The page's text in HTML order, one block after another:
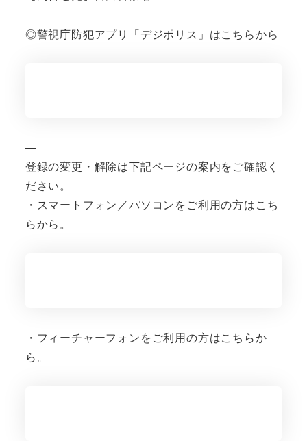
◎警視庁防犯アプリ「デジポリス」はこちらから
—
登録の変更・解除は下記ページの案内をご確認く
ださい。
・スマートフォン／パソコンをご利用の方はこち
らから。
・フィーチャーフォンをご利用の方はこちらか
ら。